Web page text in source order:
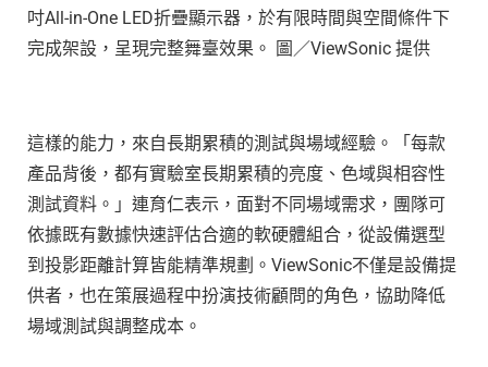
吋All-in-One LED折疊顯示器，於有限時間與空間條件下
完成架設，呈現完整舞臺效果。 圖／ViewSonic 提供
這樣的能力，來自長期累積的測試與場域經驗。「每款
產品背後，都有實驗室長期累積的亮度、色域與相容性
測試資料。」連育仁表示，面對不同場域需求，團隊可
依據既有數據快速評估合適的軟硬體組合，從設備選型
到投影距離計算皆能精準規劃。ViewSonic不僅是設備提
供者，也在策展過程中扮演技術顧問的角色，協助降低
場域測試與調整成本。